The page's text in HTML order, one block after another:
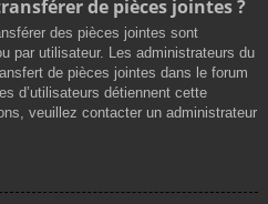
de pièces jointes ?
des pièces jointes sont
par utilisateur. Les administrateurs du
de pièces jointes dans le forum
d’utilisateurs détiennent cette
veuillez contacter un administrateur